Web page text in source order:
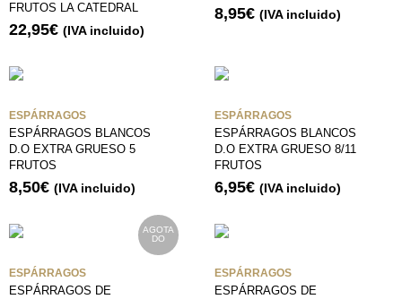
FRUTOS LA CATEDRAL
22,95€ (IVA incluido)
8,95€ (IVA incluido)
ESPÁRRAGOS
ESPÁRRAGOS BLANCOS
D.O EXTRA GRUESO 5
FRUTOS
8,50€ (IVA incluido)
ESPÁRRAGOS
ESPÁRRAGOS BLANCOS
D.O EXTRA GRUESO 8/11
FRUTOS
6,95€ (IVA incluido)
AGOTA
DO
ESPÁRRAGOS
ESPÁRRAGOS DE
ESPÁRRAGOS
ESPÁRRAGOS DE